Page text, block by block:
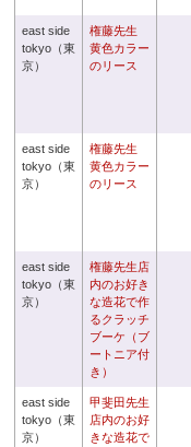
east side
tokyo（東
京）
権藤先生
黄色カラー
のリース
east side
tokyo（東
京）
権藤先生
黄色カラー
のリース
east side
tokyo（東
京）
権藤先生店
内のお好き
な造花で作
るクラッチ
ブーケ（ブ
ートニア付
き）
east side
tokyo（東
京）
甲斐田先生
店内のお好
きな造花で